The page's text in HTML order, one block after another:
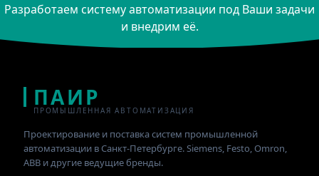
Разработаем систему автоматизации под Ваши задачи
и внедрим её.
ПАИР
ПРОМЫШЛЕННАЯ АВТОМАТИЗАЦИЯ
Проектирование и поставка систем промышленной
автоматизации в Санкт-Петербурге. Siemens, Festo, Omron,
ABB и другие ведущие бренды.